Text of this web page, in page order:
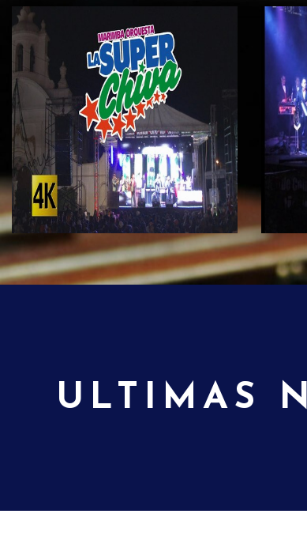
Marimba Orquesta
Corporación Festiva
Marimba Orquesta Corporación
Festiva La Super Chiva, marimba
surgida por el año 1,997 en el
destacan sus bellos sones y sus
ULTIMAS